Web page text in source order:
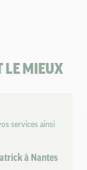
LE MIEUX
services ainsi
à Nantes